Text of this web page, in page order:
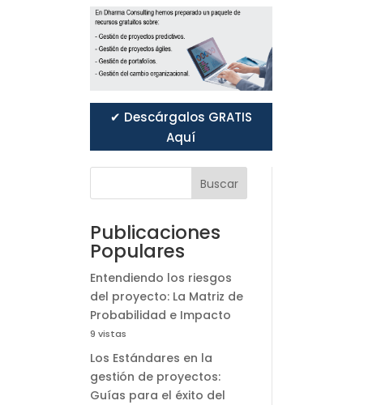
✔ Descárgalos GRATIS
Aquí
Buscar
Publicaciones
Populares
Entendiendo los riesgos
del proyecto: La Matriz de
Probabilidad e Impacto
9 vistas
Los Estándares en la
gestión de proyectos:
Guías para el éxito del